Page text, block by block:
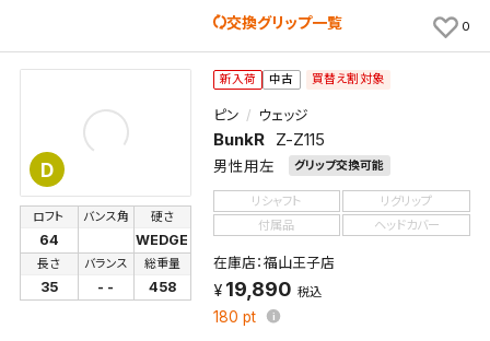
交換グリップ一覧 0
D
新入荷 中古 買替え割対象
ピン ウェッジ
BunkR Z-Z115
男性用左 グリップ交換可能
ロフト
64
バンス角 硬さ
WEDGE
長さ
35
バランス
- -
総重量
458
リシャフト
リグリップ
付属品
ヘッドカバー
在庫店：福山王子店
19,890 税込
180 pt